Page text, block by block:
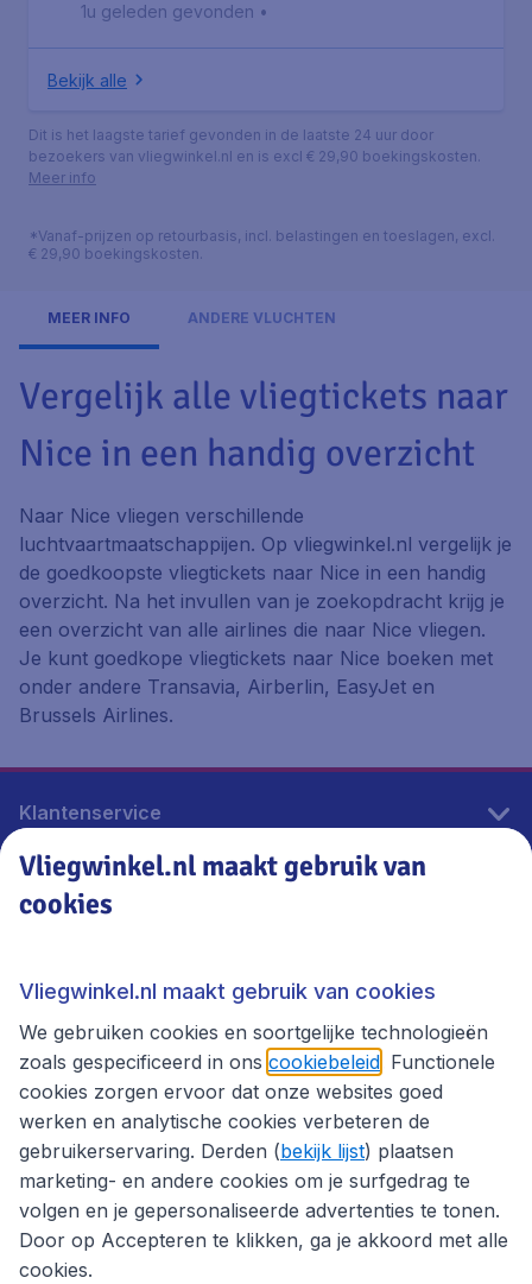
1u geleden gevonden •
Bekijk alle
Dit is het laagste tarief gevonden in de laatste 24 uur door
bezoekers van vliegwinkel.nl en is excl € 29,90 boekingskosten.
Meer info
*Vanaf-prijzen op retourbasis, incl. belastingen en toeslagen, excl.
€ 29,90 boekingskosten.
MEER INFO ANDERE VLUCHTEN
Vergelijk alle vliegtickets naar
Nice in een handig overzicht
Naar Nice vliegen verschillende
luchtvaartmaatschappijen. Op vliegwinkel.nl vergelijk je
de goedkoopste vliegtickets naar Nice in een handig
overzicht. Na het invullen van je zoekopdracht krijg je
een overzicht van alle airlines die naar Nice vliegen.
Je kunt goedkope vliegtickets naar Nice boeken met
onder andere Transavia, Airberlin, EasyJet en
Brussels Airlines.
Klantenservice
Vliegwinkel.nl
Thema's
Vliegwinkel.nl maakt gebruik van
cookies
Vliegwinkel.nl maakt gebruik van cookies
We gebruiken cookies en soortgelijke technologieën
zoals gespecificeerd in ons cookiebeleid . Functionele
cookies zorgen ervoor dat onze websites goed
werken en analytische cookies verbeteren de
gebruikerservaring. Derden (bekijk lijst) plaatsen
marketing- en andere cookies om je surfgedrag te
volgen en je gepersonaliseerde advertenties te tonen.
Door op Accepteren te klikken, ga je akkoord met alle
cookies.